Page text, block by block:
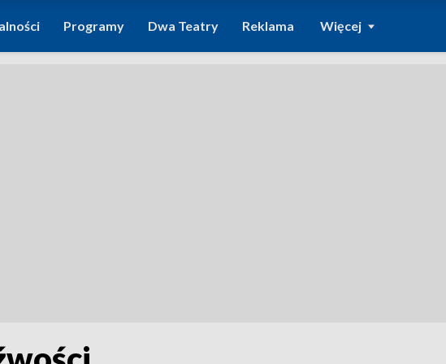
Programy Dwa Teatry Reklama Więcej